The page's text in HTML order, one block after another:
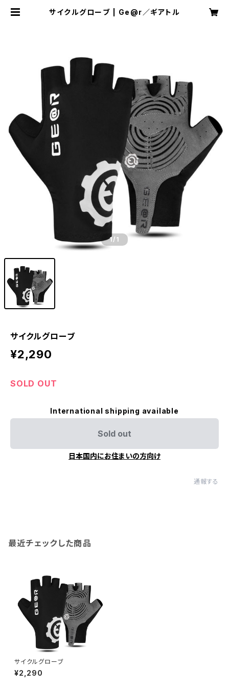
サイクルグローブ | Ge@r／ギアトル
1/1
サイクルグローブ
¥2,290
SOLD OUT
International shipping available
Sold out
日本国内にお住まいの方向け
通報する
最近チェックした商品
サイクルグローブ
¥2,290